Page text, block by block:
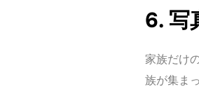
6. 写
家族だけ
族が集ま